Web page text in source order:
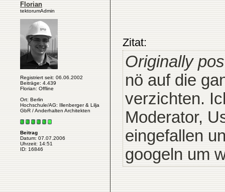
Florian
tektorumAdmin
Registriert seit: 06.06.2002
Beiträge: 4.439
Florian: Offline
Ort: Berlin
Hochschule/AG: Illenberger & Lilja
GbR / Anderhalten Architekten
Beitrag
Datum: 07.07.2006
Uhrzeit: 14:51
ID: 16846
Zitat:
Originally
nö auf die
verzichten.
Moderator,
eingefallen
googeln um